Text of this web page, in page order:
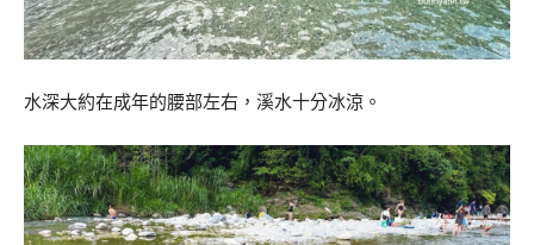
水深大約在成年的腰部左右，溪水十分冰涼。